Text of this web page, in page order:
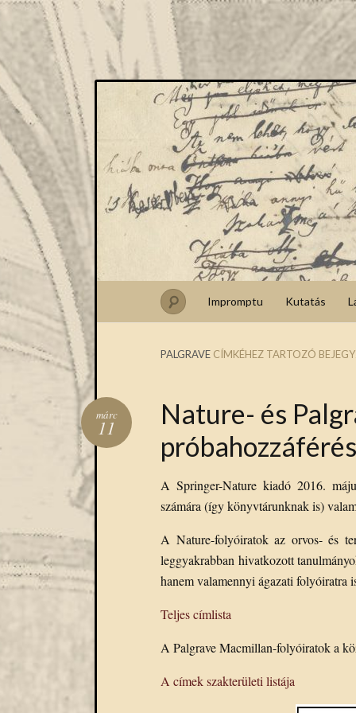
Impromptu Kutatás
PALGRAVE CÍMKÉHEZ TARTOZÓ
Nature- és
próbahozzáférés
márc
11
A Springer-Nature kiadó 2016.
számára (így könyvtárunknak is)
A Nature-folyóiratok az orvos- és
leggyakrabban hivatkozott
hanem valamennyi ágazati folyóiratra
Teljes címlista
A Palgrave Macmillan-folyóiratok a
A címek szakterületi listája